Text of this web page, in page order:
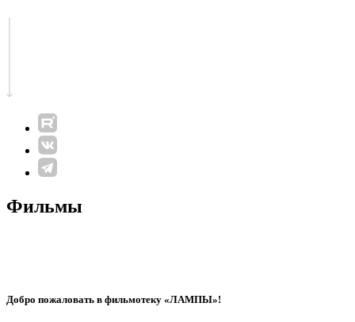
Фильмы
Добро пожаловать в фильмотеку «ЛАМПЫ»!